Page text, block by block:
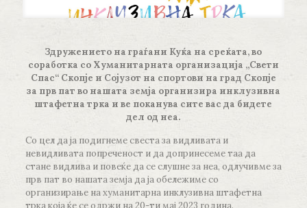
Здружението на граѓани Куќа на среќата, во
соработка со Хуманитарната организација „Свети
Спас“ Скопје и Сојузот на спортови на град Скопје
за прв пат во нашата земја организира инклузивна
штафетна трка и ве поканува сите вас да бидете
дел од неа.
Со цел да ја подигнеме свеста за видливата и
невидливата попреченост и да допринесеме таа да
стане видлива и повеќе да се слушне за неа, одлучивме за
прв пат во нашата земја да ја обележиме со
организирање на хуманитарна инклузивна штафетна
трка која ќе се одржи на 20-ти мај 2023 година.